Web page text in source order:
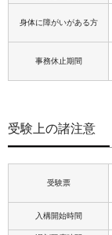
身体に障がいがある方
事務休止期間
受験上の諸注意
受験票
入構開始時間